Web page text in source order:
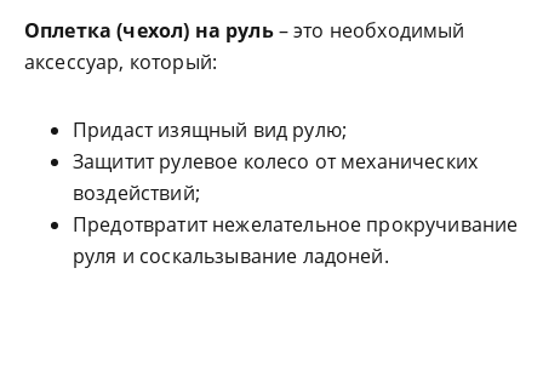
Оплетка (чехол) на руль– это необходимый
аксессуар, который:
Придаст изящный вид рулю;
Защитит рулевое колесо от механических
воздействий;
Предотвратит нежелательное прокручивание
руля и соскальзывание ладоней.